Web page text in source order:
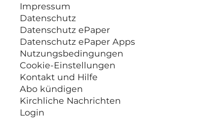
Impressum
Datenschutz
Datenschutz ePaper
Datenschutz ePaper Apps
Nutzungsbedingungen
Cookie-Einstellungen
Kontakt und Hilfe
Abo kündigen
Kirchliche Nachrichten
Login